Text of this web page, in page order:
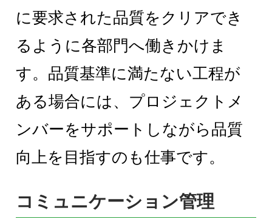
に要求された品質をクリアでき
るように各部門へ働きかけま
す。品質基準に満たない工程が
ある場合には、プロジェクトメ
ンバーをサポートしながら品質
向上を目指すのも仕事です。
コミュニケーション管理